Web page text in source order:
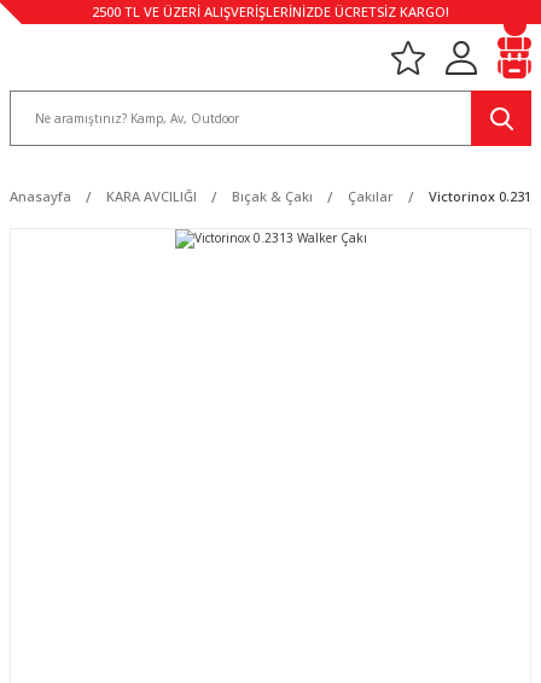
2500 TL VE ÜZERİ ALIŞVERİŞLERİNİZDE ÜCRETSİZ KARGO!
Anasayfa KARA AVCILIĞI Bıçak & Çakı Çakılar Victorinox 0.2313